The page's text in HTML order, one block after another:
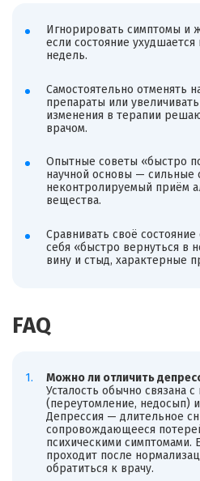
Игнорировать симптомы и
если состояние
недель.
Самостоятельно отменять
препараты или
изменения в терапии
врачом.
Опытные советы «быстро
научной основы — сильные
неконтролируемый приём
вещества.
Сравнивать своё
себя «быстро вернуться в
вину и стыд, характерные
FAQ
Можно ли отличить
Усталость обычно связана
(переутомление, недосып)
Депрессия — длительное
сопровождающееся
психическими симптомами.
проходит после
обратиться к врачу.